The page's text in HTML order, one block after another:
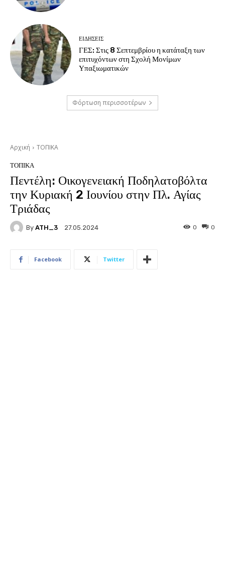
ΕΙΔΗΣΕΙΣ
ΓΕΣ: Στις 8 Σεπτεμβρίου η κατάταξη των
επιτυχόντων στη Σχολή Μονίμων
Υπαξιωματικών
Φόρτωση περισσοτέρων